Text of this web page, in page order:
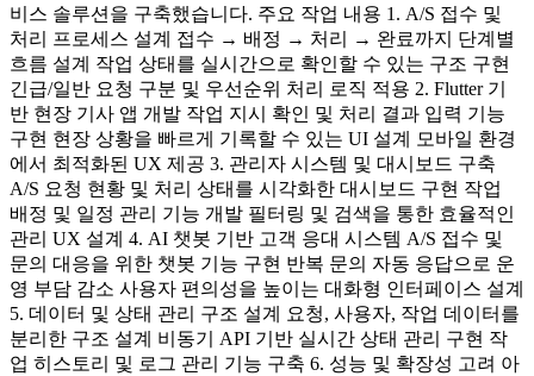
비스 솔루션을 구축했습니다. 주요 작업 내용 1. A/S 접수 및
처리 프로세스 설계 접수 → 배정 → 처리 → 완료까지 단계별
흐름 설계 작업 상태를 실시간으로 확인할 수 있는 구조 구현
긴급/일반 요청 구분 및 우선순위 처리 로직 적용 2. Flutter 기
반 현장 기사 앱 개발 작업 지시 확인 및 처리 결과 입력 기능
구현 현장 상황을 빠르게 기록할 수 있는 UI 설계 모바일 환경
에서 최적화된 UX 제공 3. 관리자 시스템 및 대시보드 구축
A/S 요청 현황 및 처리 상태를 시각화한 대시보드 구현 작업
배정 및 일정 관리 기능 개발 필터링 및 검색을 통한 효율적인
관리 UX 설계 4. AI 챗봇 기반 고객 응대 시스템 A/S 접수 및
문의 대응을 위한 챗봇 기능 구현 반복 문의 자동 응답으로 운
영 부담 감소 사용자 편의성을 높이는 대화형 인터페이스 설계
5. 데이터 및 상태 관리 구조 설계 요청, 사용자, 작업 데이터를
분리한 구조 설계 비동기 API 기반 실시간 상태 관리 구현 작
업 히스토리 및 로그 관리 기능 구축 6. 성능 및 확장성 고려 아